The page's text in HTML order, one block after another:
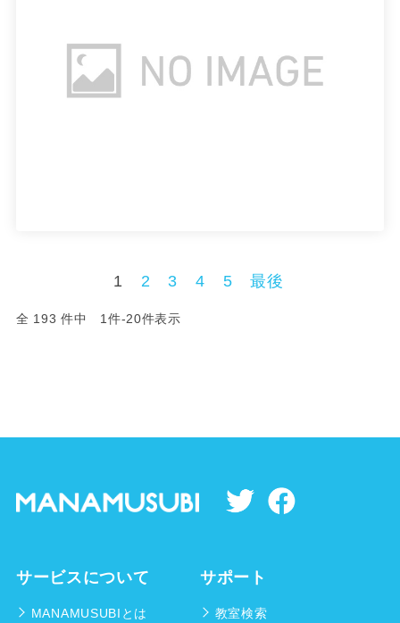
1 2 3 4 5 最後
全 193 件中 1件-20件表示
サービスについて
MANAMUSUBIとは
サポート
教室検索